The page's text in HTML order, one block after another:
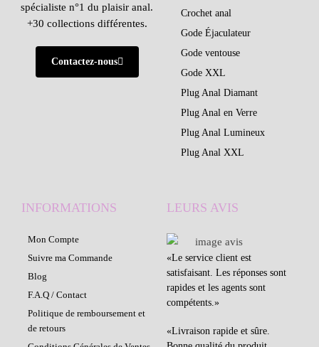
spécialiste n°1 du plaisir anal.
+30 collections différentes.
Contactez-nous
Crochet anal
Gode Éjaculateur
Gode ventouse
Gode XXL
Plug Anal Diamant
Plug Anal en Verre
Plug Anal Lumineux
Plug Anal XXL
INFORMATIONS
Mon Compte
Suivre ma Commande
Blog
F.A.Q / Contact
Politique de remboursement et
de retours
LEURS AVIS
«Le service client est
satisfaisant. Les réponses sont
rapides et les agents sont
compétents. »
«Livraison rapide et sûre.